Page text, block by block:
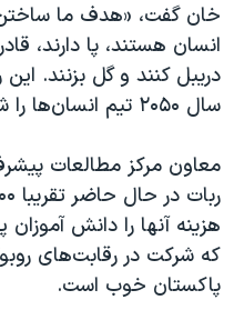
سفر پرزیدنت ترامپ به چین
خان گفت، «هدف ما
انسان هستند، پا دارند،
دریبل کنند و گل بزنند. این
سال ۲۰۵۰ تیم انسان‌ها را شکست بدهند.»
معاون مرکز مطالعات
هزينه آنها را دانش آموزان
که شرکت در رقابت‌های
پاکستان خوب است.